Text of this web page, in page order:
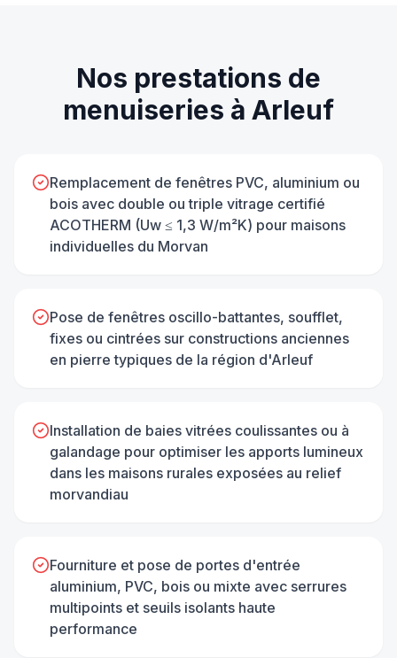
Nos prestations de
menuiseries à Arleuf
Remplacement de fenêtres PVC, aluminium ou
bois avec double ou triple vitrage certifié
ACOTHERM (Uw ≤ 1,3 W/m²K) pour maisons
individuelles du Morvan
Pose de fenêtres oscillo-battantes, soufflet,
fixes ou cintrées sur constructions anciennes
en pierre typiques de la région d'Arleuf
Installation de baies vitrées coulissantes ou à
galandage pour optimiser les apports lumineux
dans les maisons rurales exposées au relief
morvandiau
Fourniture et pose de portes d'entrée
aluminium, PVC, bois ou mixte avec serrures
multipoints et seuils isolants haute
performance